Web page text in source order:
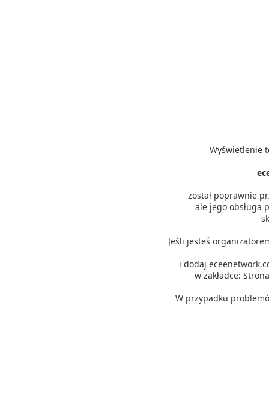
Wyświetlenie
został poprawnie
ale jego obsługa
Jeśli jesteś
i dodaj
w zakładce:
W przypadku